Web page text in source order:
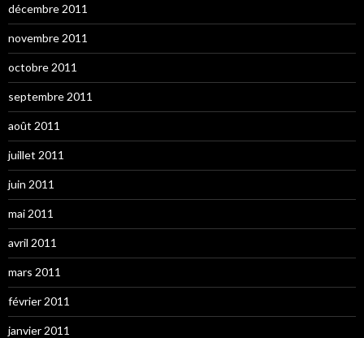
décembre 2011
novembre 2011
octobre 2011
septembre 2011
août 2011
juillet 2011
juin 2011
mai 2011
avril 2011
mars 2011
février 2011
janvier 2011